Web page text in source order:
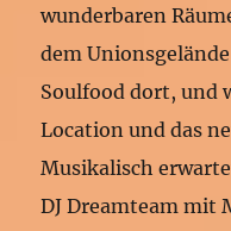
wunderbaren
dem
Soulfood dort, und
Location und das
Musikalisch
DJ Dreamteam mit